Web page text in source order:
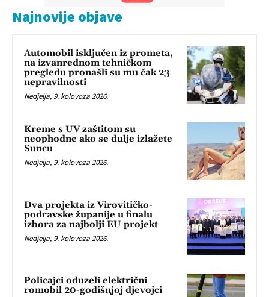
Najnovije objave
Automobil isključen iz prometa,
na izvanrednom tehničkom
pregledu pronašli su mu čak 23
nepravilnosti
Nedjelja, 9. kolovoza 2026.
Kreme s UV zaštitom su
neophodne ako se dulje izlažete
Suncu
Nedjelja, 9. kolovoza 2026.
Dva projekta iz Virovitičko-
podravske županije u finalu
izbora za najbolji EU projekt
Nedjelja, 9. kolovoza 2026.
Policajci oduzeli električni
romobil 20-godišnjoj djevojci